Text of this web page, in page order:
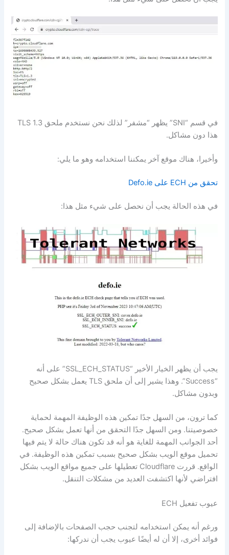
في قسم “SNI” يظهر “مشفر” لذلك نحن نستخدم ملحق TLS 1.3
هذا دون مشاكل.
وأخيرا، هناك موقع آخر يمكننا استخدامه وهو ما يلي:
تحقق من ECH على Defo.ie
في هذه الحالة يجب أن نحصل على شيء مثل هذا:
يجب أن يظهر الخيار الأخير “SSL_ECH_STATUS” على أنه
“Success”. وهذا يشير إلى أن ملحق TLS يعمل بشكل صحيح
وبدون مشاكل.
كما ترون، من السهل جدًا تمكين هذه الوظيفة المهمة لحماية
خصوصيتنا. ومن السهل جدًا التحقق من أنها تعمل بشكل صحيح.
أحد الجوانب المهمة للغاية هو أنه قد تكون هناك حالة لا يتم فيها
تحميل موقع الويب بشكل صحيح بسبب تمكين هذه الوظيفة. في
الواقع. قررت Cloudflare تعطيلها على جميع مواقع الويب بشكل
افتراضي لأنها اكتشفت العديد من مشكلات التنقل.
عيوب تفعيل ECH
ورغم أنه يمكن استخدامه لتجنب حجب الصفحات بالإضافة إلى
فوائد أخرى، إلا أن له أيضًا عيوب يجب أن ندركها: